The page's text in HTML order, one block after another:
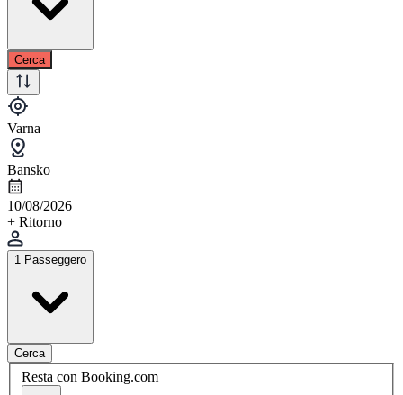
Cerca
Varna
Bansko
10/08/2026
+ Ritorno
1 Passeggero
Cerca
Resta con Booking.com